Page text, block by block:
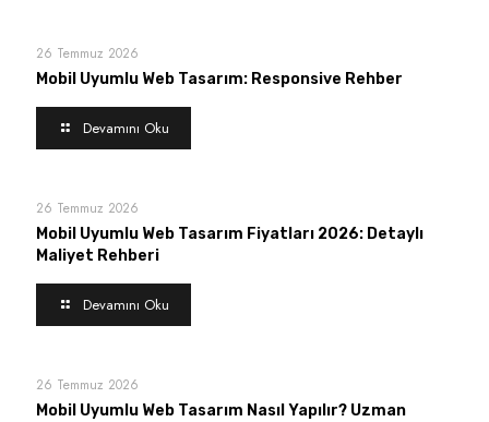
26 Temmuz 2026
Mobil Uyumlu Web Tasarım: Responsive Rehber
Devamını Oku
26 Temmuz 2026
Mobil Uyumlu Web Tasarım Fiyatları 2026: Detaylı
Maliyet Rehberi
Devamını Oku
26 Temmuz 2026
Mobil Uyumlu Web Tasarım Nasıl Yapılır? Uzman